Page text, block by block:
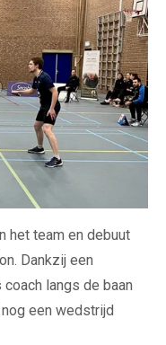
het team en debuut
Dankzij een
langs de baan
een wedstrijd